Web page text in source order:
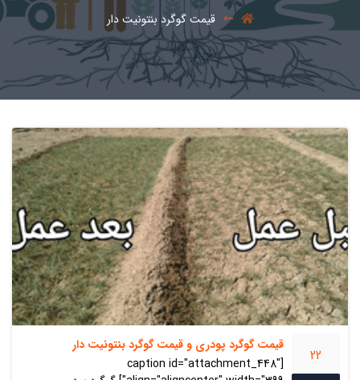
قیمت گوگرد بنتونیت دار
22
قیمت گوگرد پودری و قیمت گوگرد بنتونیت دار
[caption id="attachment_448"